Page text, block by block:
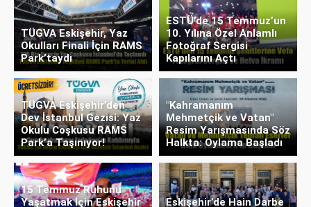
TÜGVA Eskişehir, Yaz
Okulları Finali İçin RAMS
Park’taydı
ESTÜ’de 15 Temmuz’un
10. Yılına Özel Anlamlı
Fotoğraf Sergisi
Kapılarını Açtı
TÜGVA Eskişehir’den
Dev İstanbul Gezisi: Yaz
Okulu Coşkusu RAMS
Park’a Taşınıyor!
"Kahramanım
Mehmetçik ve Vatan"
Resim Yarışmasında Söz
Halkta: Oylama Başladı
15 Temmuz Ruhunu
Yaşatmak İçin Eskişehir
Eskişehir’de Hain Darbe